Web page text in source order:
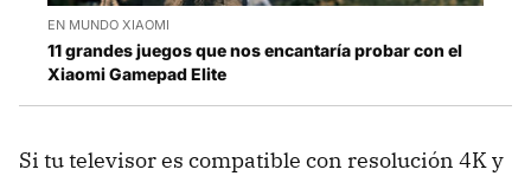
EN MUNDO XIAOMI
11 grandes juegos que nos encantaría probar con el
Xiaomi Gamepad Elite
Si tu televisor es compatible con resolución 4K y